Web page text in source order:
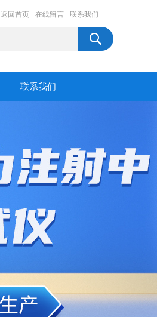
返回首页 在线留言 联系我们
联系我们